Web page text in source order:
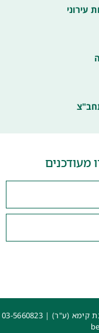
עירוני
מעודכנים
קימא (ע"ר) | 03-5660823